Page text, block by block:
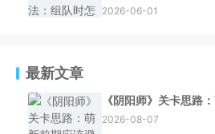
2026-06-01
最新文章
《阴阳师》关卡思路
2026-08-07